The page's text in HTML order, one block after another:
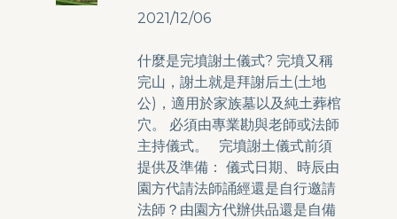
2021/12/06
什麼是完墳謝土儀式? 完墳又稱
完山，謝土就是拜謝后土(土地
公)，適用於家族墓以及純土葬棺
穴。 必須由專業勘與老師或法師
主持儀式。 完墳謝土儀式前須
提供及準備： 儀式日期、時辰由
園方代請法師誦經還是自行邀請
法師？由園方代辦供品還是自備